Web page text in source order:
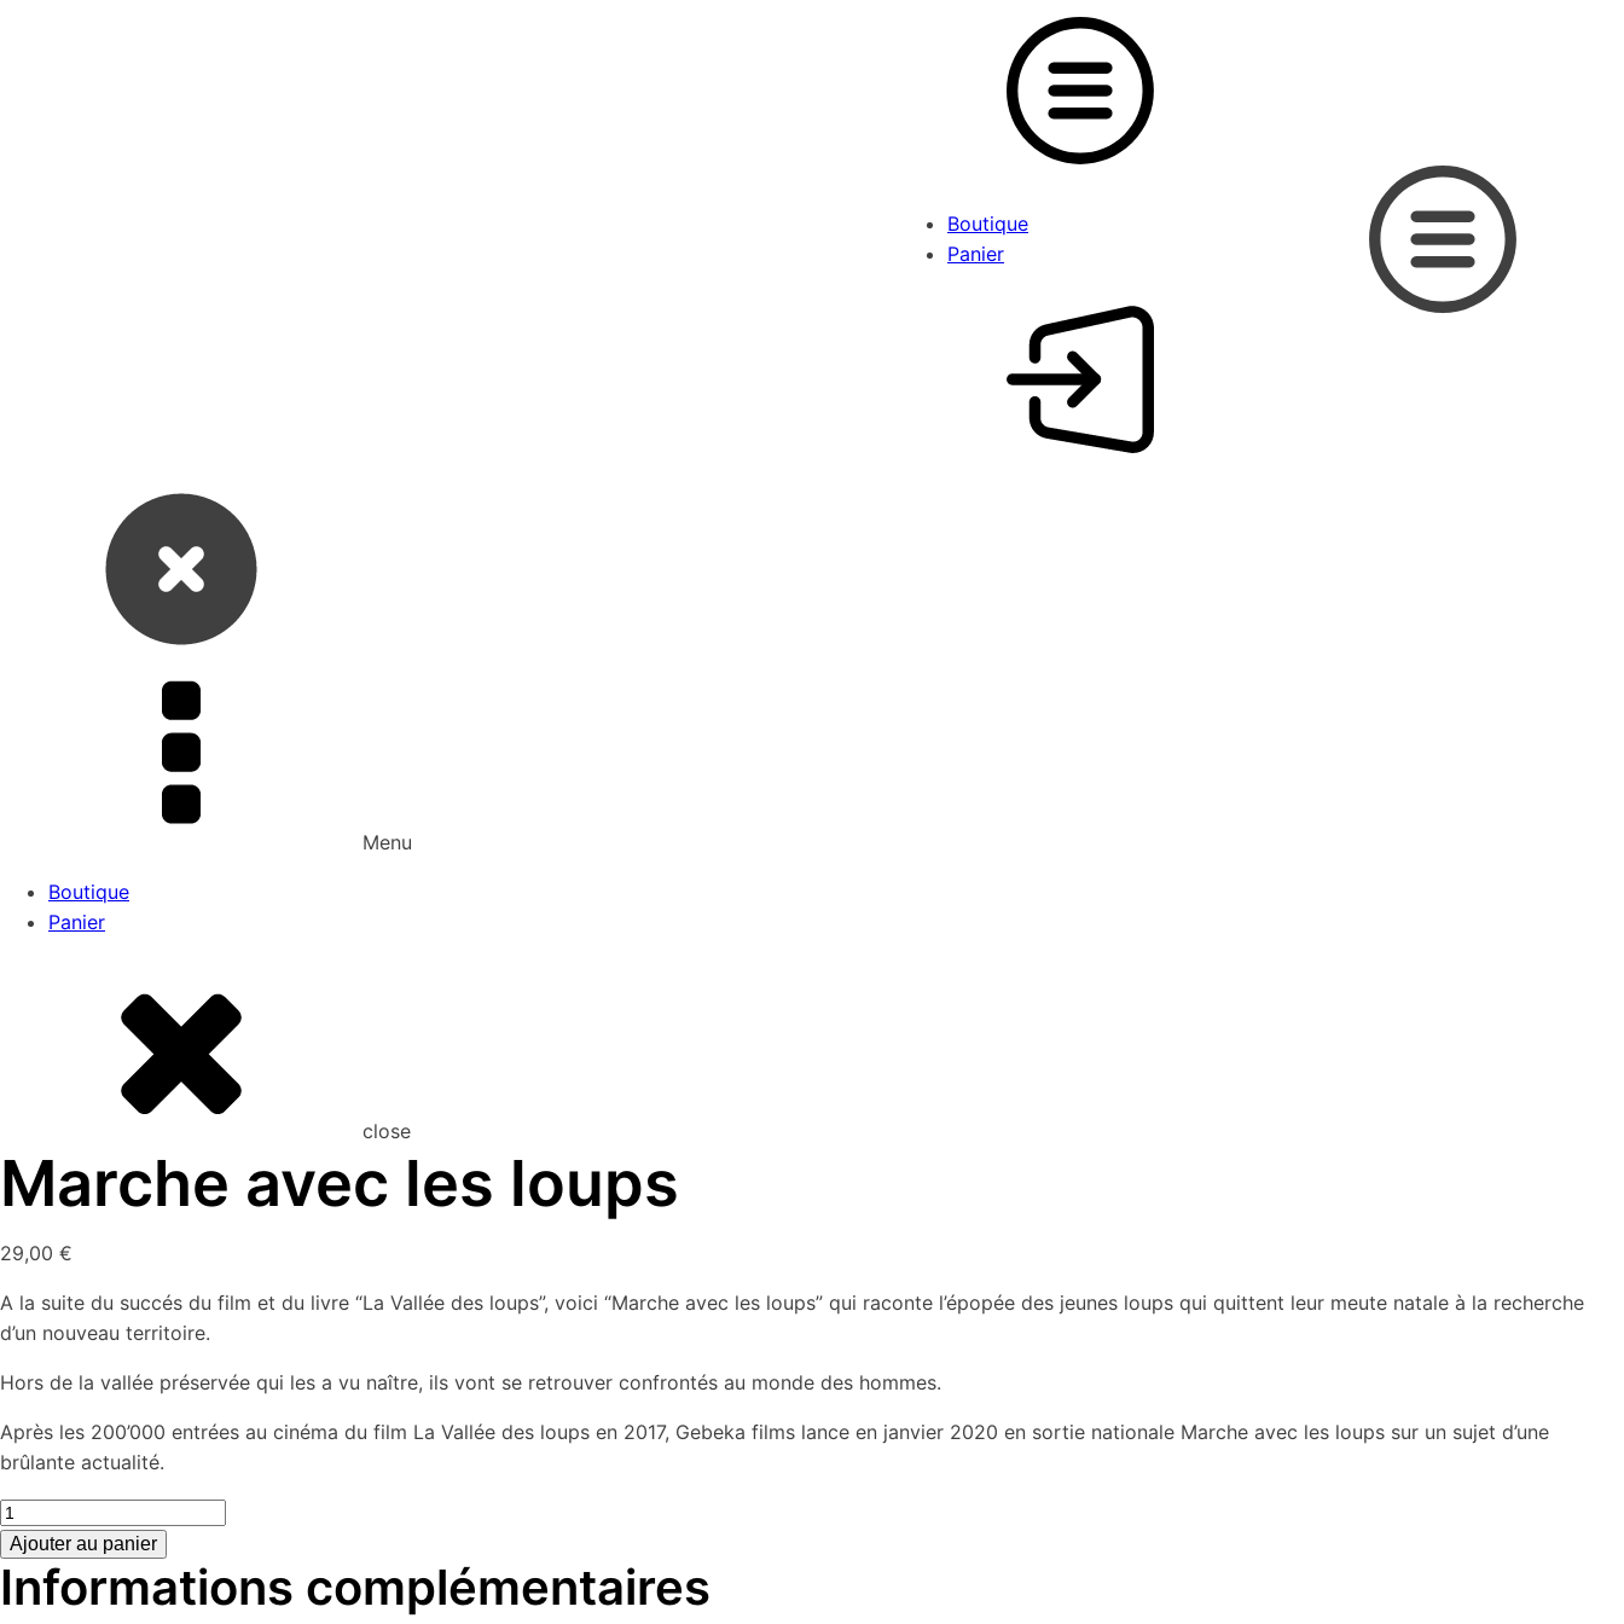
Boutique
Panier
Menu
Boutique
Panier
close
Marche avec les loups
29,00 €
A la suite du succés du film et du livre “La Vallée des loups”, voici “Marche avec les loups” qui raconte l’épopée des jeunes loups qui quittent leur meute natale à la recherche
d’un nouveau territoire.
Hors de la vallée préservée qui les a vu naître, ils vont se retrouver confrontés au monde des hommes.
Après les 200’000 entrées au cinéma du film La Vallée des loups en 2017, Gebeka films lance en janvier 2020 en sortie nationale Marche avec les loups sur un sujet d’une
brûlante actualité.
quantité
de
Marche
avec
Ajouter au panier
Informations complémentaires